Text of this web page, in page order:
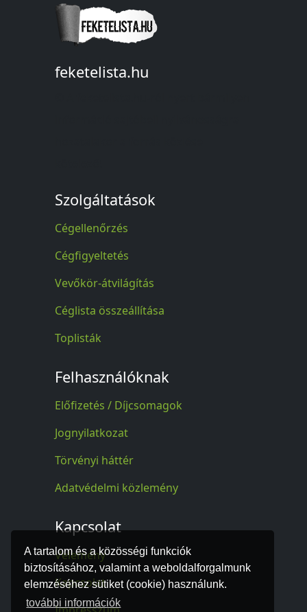
A tartalom és a közösségi funkciók
biztosításához, valamint a weboldalforgalmunk
elemzéséhez sütiket (cookie) használunk.
további információk
feketelista.hu
Szolgáltatások
Cégellenőrzés
Cégfigyeltetés
Vevőkör-átvilágítás
Céglista összeállítása
Toplisták
Felhasználóknak
Előfizetés / Díjcsomagok
Jognyilatkozat
Törvényi háttér
Adatvédelmi közlemény
Kapcsolat
Vélemény
Kapcsolat